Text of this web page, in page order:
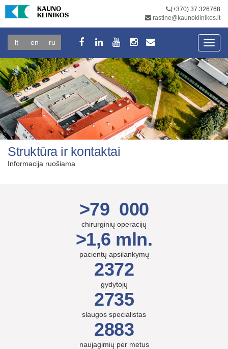
(+370) 37 326768
rastine@kaunoklinikos.lt
lt en ru
Struktūra ir kontaktai
Informacija ruošiama
>79 000
chirurginių operacijų
>1,6 mln.
pacientų apsilankymų
2372
gydytojų
2735
slaugos specialistas
2883
naujagimių per metus